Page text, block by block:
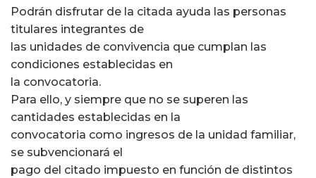
Podrán disfrutar de la citada ayuda las personas
titulares integrantes de
las unidades de convivencia que cumplan las
condiciones establecidas en
la convocatoria.
Para ello, y siempre que no se superen las
cantidades establecidas en la
convocatoria como ingresos de la unidad familiar,
se subvencionará el
pago del citado impuesto en función de distintos